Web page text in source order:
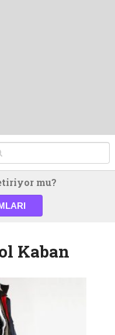
mu?
Kaban